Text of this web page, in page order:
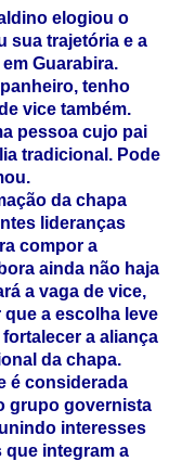
elogiou o
sua trajetória e a
Guarabira.
tenho
vice também.
pessoa cujo pai
tradicional. Pode
da chapa
lideranças
compor a
ainda não haja
a vaga de vice,
a escolha leve
a aliança
da chapa.
é considerada
grupo governista
interesses
que integram a